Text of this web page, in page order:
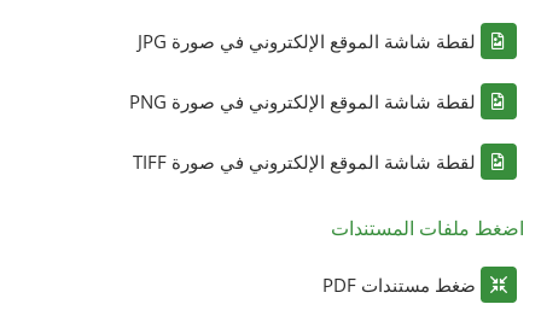
لقطة شاشة الموقع الإلكتروني في صورة JPG
لقطة شاشة الموقع الإلكتروني في صورة PNG
لقطة شاشة الموقع الإلكتروني في صورة TIFF
اضغط ملفات المستندات
ضغط مستندات PDF